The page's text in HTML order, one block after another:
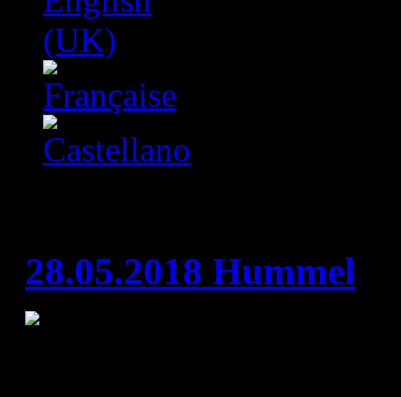
28.05.2018 Hummel